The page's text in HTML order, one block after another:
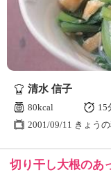
清水 信子
80kcal
15
2001/09/11 きょう
切り干し大根のあ